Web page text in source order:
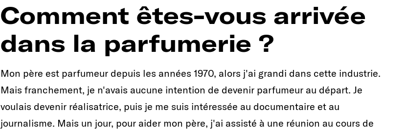
Comment êtes-vous arrivée
dans la parfumerie ?
Mon père est parfumeur depuis les années 1970, alors j'ai grandi dans cette industrie.
Mais franchement, je n'avais aucune intention de devenir parfumeur au départ. Je
voulais devenir réalisatrice, puis je me suis intéressée au documentaire et au
journalisme. Mais un jour, pour aider mon père, j'ai assisté à une réunion au cours de